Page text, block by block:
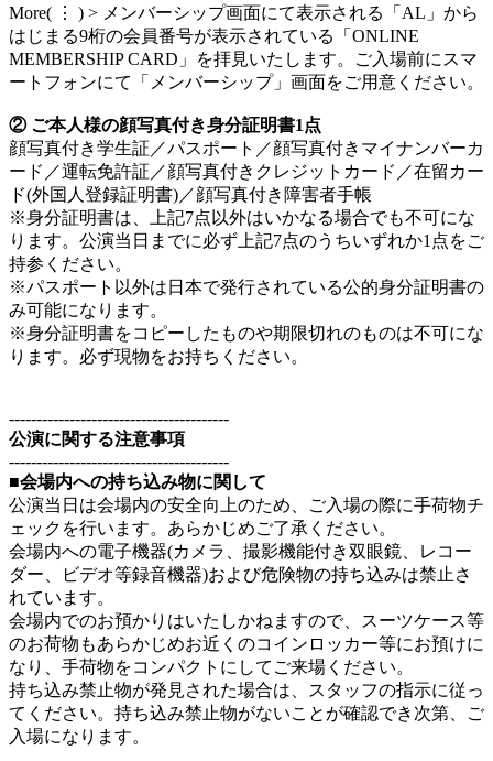
More( ⋮ ) > メンバーシップ画面にて表示される「AL」から
はじまる9桁の会員番号が表示されている「ONLINE
MEMBERSHIP CARD」を拝見いたします。ご入場前にスマ
ートフォンにて「メンバーシップ」画面をご用意ください。
② ご本人様の顔写真付き身分証明書1点
顔写真付き学生証／パスポート／顔写真付きマイナンバーカ
ード／運転免許証／顔写真付きクレジットカード／在留カー
ド(外国人登録証明書)／顔写真付き障害者手帳
※身分証明書は、上記7点以外はいかなる場合でも不可にな
ります。公演当日までに必ず上記7点のうちいずれか1点をご
持参ください。
※パスポート以外は日本で発行されている公的身分証明書の
み可能になります。
※身分証明書をコピーしたものや期限切れのものは不可にな
ります。必ず現物をお持ちください。
----------------------------------------
公演に関する注意事項
----------------------------------------
■会場内への持ち込み物に関して
公演当日は会場内の安全向上のため、ご入場の際に手荷物チ
ェックを行います。あらかじめご了承ください。
会場内への電子機器(カメラ、撮影機能付き双眼鏡、レコー
ダー、ビデオ等録音機器)および危険物の持ち込みは禁止さ
れています。
会場内でのお預かりはいたしかねますので、スーツケース等
のお荷物もあらかじめお近くのコインロッカー等にお預けに
なり、手荷物をコンパクトにしてご来場ください。
持ち込み禁止物が発見された場合は、スタッフの指示に従っ
てください。持ち込み禁止物がないことが確認でき次第、ご
入場になります。